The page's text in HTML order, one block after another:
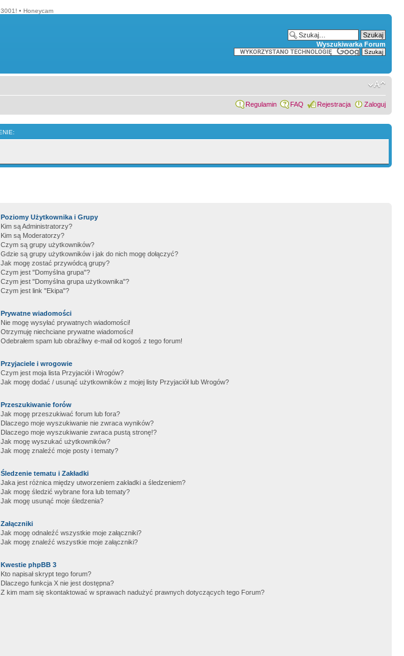
• Honeycam
Wyszukiwarka Forum
Regulamin FAQ Rejestracja Zaloguj
Poziomy Użytkownika i Grupy
Kim są Administratorzy?
Kim są Moderatorzy?
Czym są grupy użytkowników?
Gdzie są grupy użytkowników i jak do nich mogę dołączyć?
Jak mogę zostać przywódcą grupy?
Czym jest "Domyślna grupa"?
Czym jest "Domyślna grupa użytkownika"?
Czym jest link "Ekipa"?
Prywatne wiadomości
Nie mogę wysyłać prywatnych wiadomości!
Otrzymuję niechciane prywatne wiadomości!
Odebrałem spam lub obraźliwy e-mail od kogoś z tego forum!
Przyjaciele i wrogowie
Czym jest moja lista Przyjaciół i Wrogów?
Jak mogę dodać / usunąć użytkowników z mojej listy Przyjaciół lub Wrogów?
Przeszukiwanie forów
Jak mogę przeszukiwać forum lub fora?
Dlaczego moje wyszukiwanie nie zwraca wyników?
Dlaczego moje wyszukiwanie zwraca pustą stronę!?
Jak mogę wyszukać użytkowników?
Jak mogę znaleźć moje posty i tematy?
Śledzenie tematu i Zakładki
Jaka jest różnica między utworzeniem zakładki a śledzeniem?
Jak mogę śledzić wybrane fora lub tematy?
Jak mogę usunąć moje śledzenia?
Załączniki
Jak mogę odnaleźć wszystkie moje załączniki?
Jak mogę znaleźć wszystkie moje załączniki?
Kwestie phpBB 3
Kto napisał skrypt tego forum?
Dlaczego funkcja X nie jest dostępna?
Z kim mam się skontaktować w sprawach nadużyć prawnych dotyczących tego Forum?